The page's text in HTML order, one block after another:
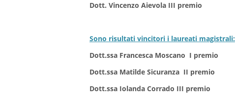
Dott. Vincenzo Aievola III premio
Sono risultati vincitori i laureati magistrali:
Dott.ssa Francesca Moscano I premio
Dott.ssa Matilde Sicuranza II premio
Dott.ssa Iolanda Corrado III premio